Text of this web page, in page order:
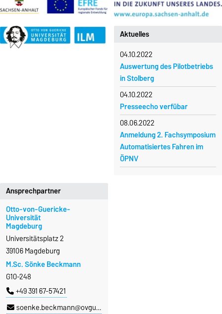
Ansprechpartner
Otto-von-Guericke-
Universität
Magdeburg
Universitätsplatz 2
39106 Magdeburg
M.Sc. Sönke Beckmann
G10-248
+49 391 67-57421
soenke.beckmann@ovgu.de
Aktuelles
04.10.2022
Auswertung des Pilotbetriebs
in Stolberg
04.10.2022
Presseecho verfübar
08.06.2022
Anmeldung 2. Fachsymposium
Automatisiertes Fahren im
ÖPNV